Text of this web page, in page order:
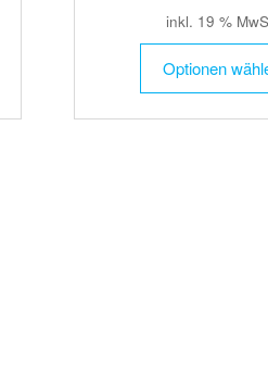
inkl. 19 %
Optionen